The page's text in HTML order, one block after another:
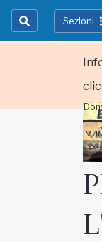
Sezioni
Inviateci le vostre